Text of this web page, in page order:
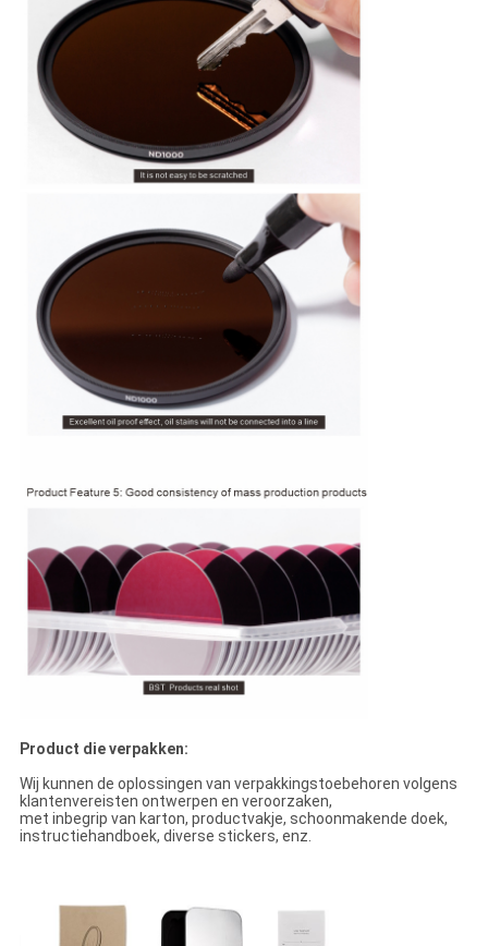
Product die verpakken:
Wij kunnen de oplossingen van verpakkingstoebehoren volgens
klantenvereisten ontwerpen en veroorzaken,
met inbegrip van karton, productvakje, schoonmakende doek,
instructiehandboek, diverse stickers, enz.